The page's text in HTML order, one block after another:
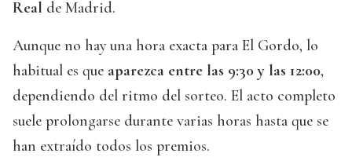
Real de Madrid.
Aunque no hay una hora exacta para El Gordo, lo
habitual es que aparezca entre las 9:30 y las 12:00,
dependiendo del ritmo del sorteo. El acto completo
suele prolongarse durante varias horas hasta que se
han extraído todos los premios.